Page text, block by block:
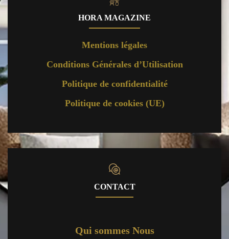
HORA MAGAZINE
Mentions légales
Conditions Générales d’Utilisation
Politique de confidentialité
Politique de cookies (UE)
CONTACT
Qui sommes Nous